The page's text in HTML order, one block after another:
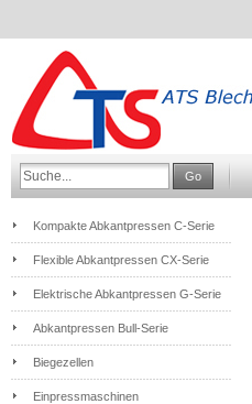
Go
Kompakte Abkantpressen C-Serie
Flexible Abkantpressen CX-Serie
Elektrische Abkantpressen G-Serie
Abkantpressen Bull-Serie
Biegezellen
Einpressmaschinen